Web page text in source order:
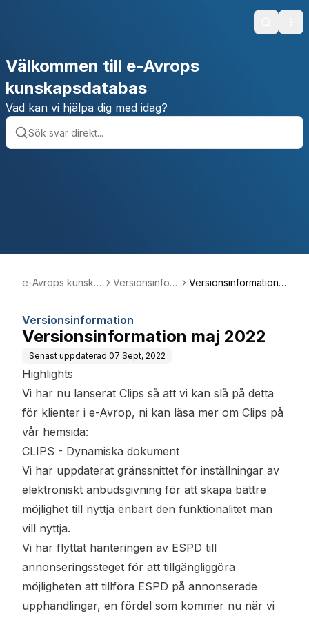
Search
Välkommen till e-Avrops
kunskapsdatabas
Vad kan vi hjälpa dig med idag?
e-Avrops kunska
Versionsinfor
Versionsinformation
Versionsinformation
Versionsinformation maj 2022
Senast uppdaterad 07 Sept, 2022
Highlights
Vi har nu lanserat Clips så att vi kan slå på detta
för klienter i e-Avrop, ni kan läsa mer om Clips på
vår hemsida:
CLIPS - Dynamiska dokument
Vi har uppdaterat gränssnittet för inställningar av
elektroniskt anbudsgivning för att skapa bättre
möjlighet till nyttja enbart den funktionalitet man
vill nyttja.
Vi har flyttat hanteringen av ESPD till
annonseringssteget för att tillgängliggöra
möjligheten att tillföra ESPD på annonserade
upphandlingar, en fördel som kommer nu när vi